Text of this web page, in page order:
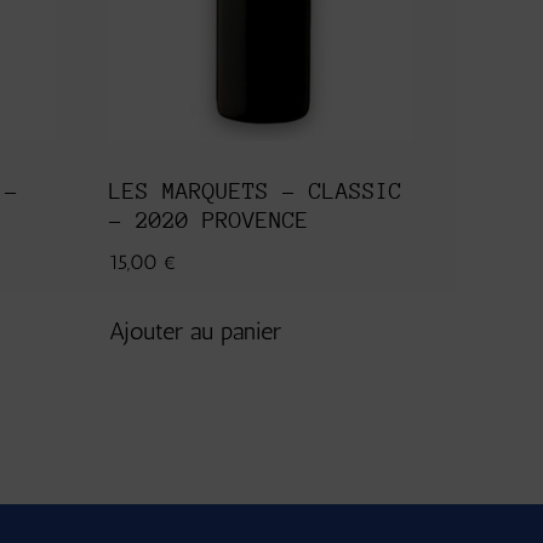
LES MARQUETS – CLASSIC
– 2020 PROVENCE
15,00 €
Ajouter au panier